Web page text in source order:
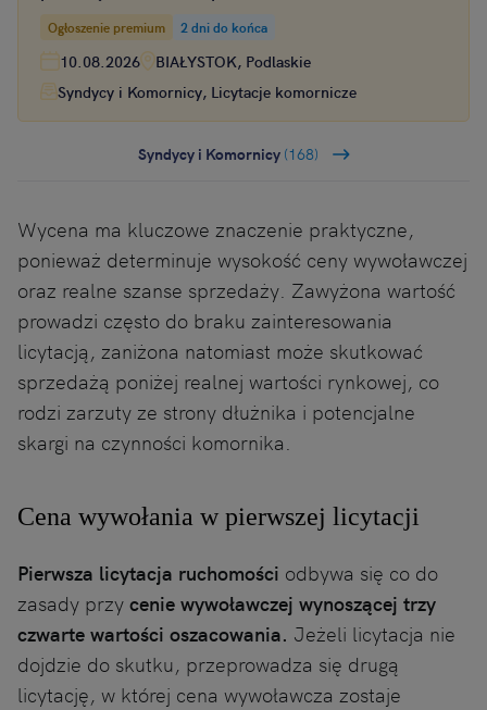
Ogłoszenie premium 2 dni do końca
10.08.2026
BIAŁYSTOK, Podlaskie
Syndycy i Komornicy, Licytacje komornicze
Syndycy i Komornicy (168)
Wycena ma kluczowe znaczenie praktyczne,
ponieważ determinuje wysokość ceny wywoławczej
oraz realne szanse sprzedaży. Zawyżona wartość
prowadzi często do braku zainteresowania
licytacją, zaniżona natomiast może skutkować
sprzedażą poniżej realnej wartości rynkowej, co
rodzi zarzuty ze strony dłużnika i potencjalne
skargi na czynności komornika.
Cena wywołania w pierwszej licytacji
Pierwsza licytacja ruchomości odbywa się co do
zasady przy cenie wywoławczej wynoszącej trzy
czwarte wartości oszacowania. Jeżeli licytacja nie
dojdzie do skutku, przeprowadza się drugą
licytację, w której cena wywoławcza zostaje